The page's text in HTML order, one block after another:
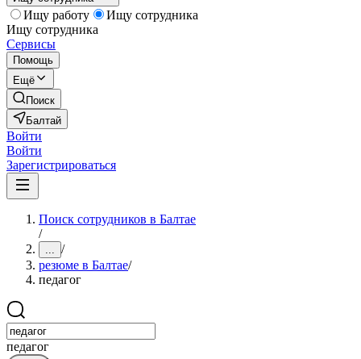
Ищу работу
Ищу сотрудника
Ищу сотрудника
Сервисы
Помощь
Ещё
Поиск
Балтай
Войти
Войти
Зарегистрироваться
Поиск сотрудников в Балтае
/
... /
резюме в Балтае/
педагог
педагог